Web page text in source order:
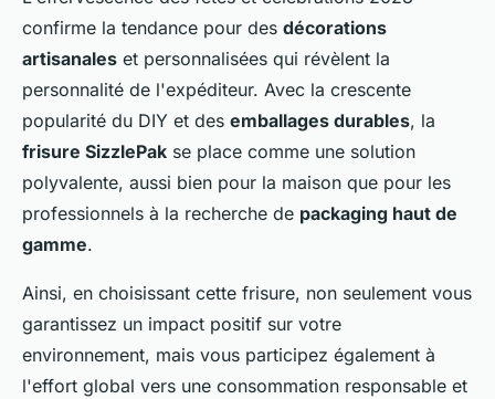
confirme la tendance pour des décorations
artisanales et personnalisées qui révèlent la
personnalité de l'expéditeur. Avec la crescente
popularité du DIY et des emballages durables, la
frisure SizzlePak se place comme une solution
polyvalente, aussi bien pour la maison que pour les
professionnels à la recherche de packaging haut de
gamme.
Ainsi, en choisissant cette frisure, non seulement vous
garantissez un impact positif sur votre
environnement, mais vous participez également à
l'effort global vers une consommation responsable et